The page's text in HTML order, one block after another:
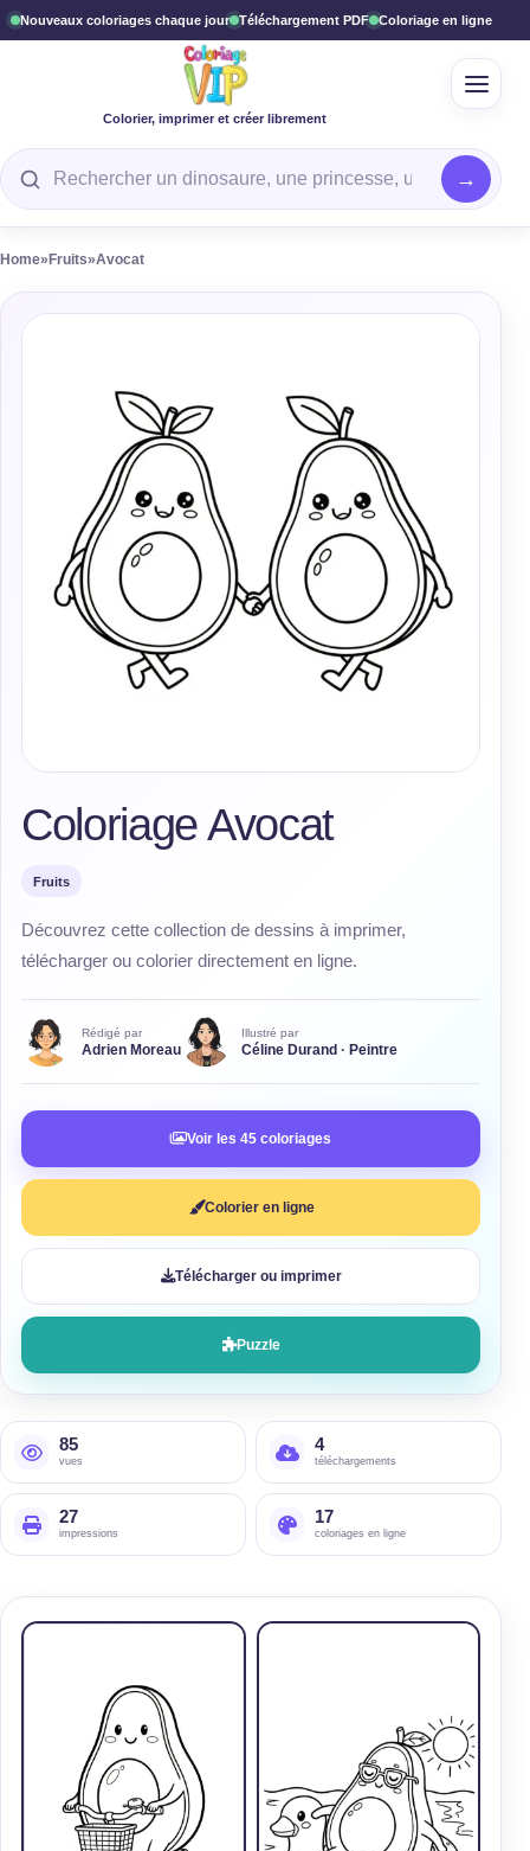
Nouveaux coloriages chaque jour Téléchargement PDF Coloriage en ligne
Colorier, imprimer et créer librement
Rechercher un coloriage
Home» Fruits»Avocat
Coloriage Avocat
Fruits
Découvrez cette collection de dessins à imprimer,
télécharger ou colorier directement en ligne.
Rédigé par
Adrien Moreau
Illustré par
Céline Durand · Peintre
Voir les 45 coloriages
Colorier en ligne
Télécharger ou imprimer
Puzzle
85
vues
4
téléchargements
27
impressions
17
coloriages en ligne